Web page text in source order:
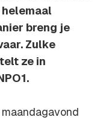
breng je
Zulke
ze in